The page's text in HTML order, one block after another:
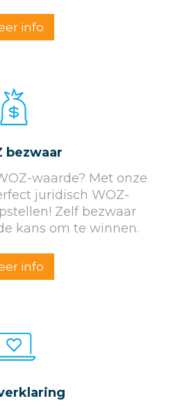
info
bezwaar
waarde? Met onze
juridisch WOZ-
Zelf bezwaar
kans om te winnen.
info